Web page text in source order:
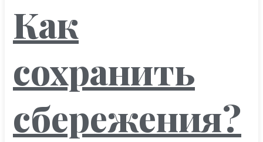
Как
сохранить
сбережения?